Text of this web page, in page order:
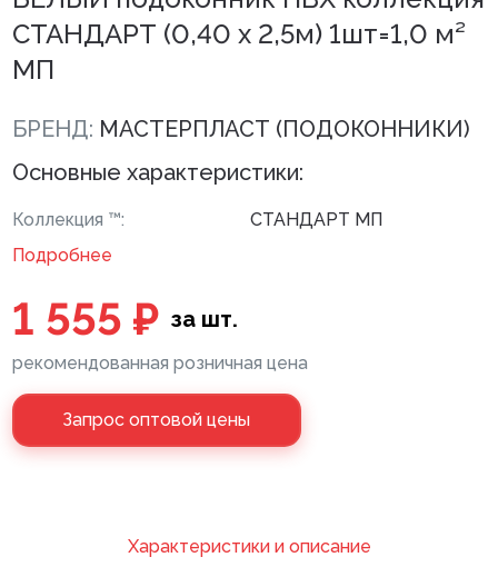
Листовые панели
Подоконники с комплектующими
Напольные покрытия ХДФ
Плинтус напольный с фурнитурой
Подложка
Клей монтажный
Панели МДФ
Сантехника
СТАНДАРТ (0,40 х 2,5м) 1шт=1,0 м²
МП
БРЕНД: МАСТЕРПЛАСТ (ПОДОКОННИКИ)
Основные характеристики:
Коллекция ™:
СТАНДАРТ МП
Подробнее
1 555 ₽ за шт.
рекомендованная розничная цена
Запрос оптовой цены
Xарактеристики и описание